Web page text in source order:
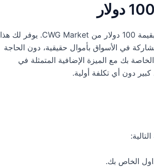
انطلق في رحلة التداول الخاصة بك مع مكافأة ترحيبية مغرية بقيمة 100 دولار من CWG Market. يوفر لك هذا
في الأسواق بأموال حقيقية، دون الحاجة
بك مع الميزة الإضافية المتمثلة في
دون أي تكلفة أولية.
الخاص بك.